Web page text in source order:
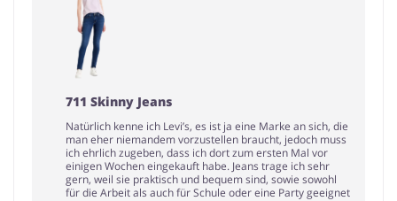
711 Skinny Jeans
Natürlich kenne ich Levi’s, es ist ja eine Marke an sich, die
man eher niemandem vorzustellen braucht, jedoch muss
ich ehrlich zugeben, dass ich dort zum ersten Mal vor
einigen Wochen eingekauft habe. Jeans trage ich sehr
gern, weil sie praktisch und bequem sind, sowie sowohl
für die Arbeit als auch für Schule oder eine Party geeignet